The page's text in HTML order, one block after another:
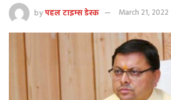
byपहल टाइम्स डेस्क March 21, 2022